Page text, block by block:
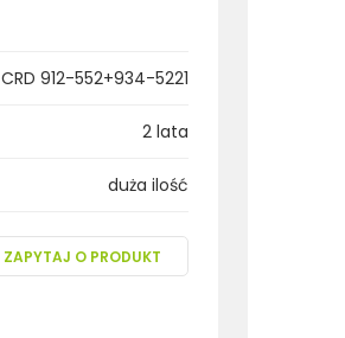
CRD 912-552+934-5221
2 lata
duża ilość
ZAPYTAJ O PRODUKT